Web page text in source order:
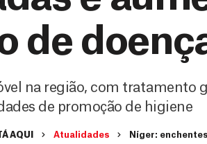
de
na região, com tratamento
de promoção de higiene
AQUI Atualidades Níger: